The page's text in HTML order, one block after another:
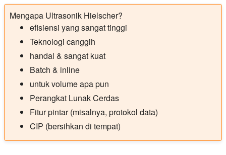
Mengapa Ultrasonik Hielscher?
efisiensi yang sangat tinggi
Teknologi canggih
handal & sangat kuat
Batch & inline
untuk volume apa pun
Perangkat Lunak Cerdas
Fitur pintar (misalnya, protokol data)
CIP (bersihkan di tempat)